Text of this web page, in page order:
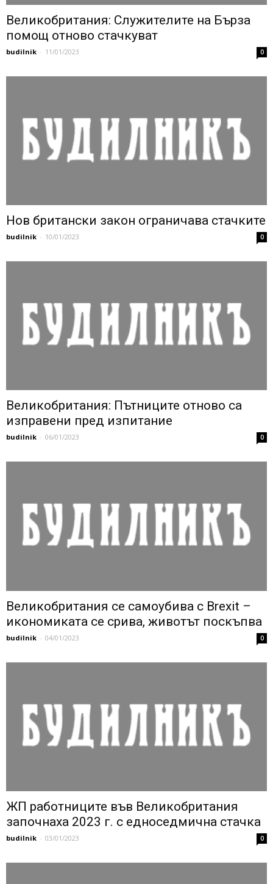
Великобритания: Служителите на Бърза
помощ отново стачкуват
budilnik - 11/01/2023 0
Нов британски закон ограничава стачките
budilnik - 10/01/2023 0
Великобритания: Пътниците отново са
изправени пред изпитание
budilnik - 06/01/2023 0
Великобритания се самоубива с Brexit –
икономиката се срива, животът поскъпва
budilnik - 04/01/2023 0
ЖП работниците във Великобритания
започнаха 2023 г. с едноседмична стачка
budilnik - 03/01/2023 0